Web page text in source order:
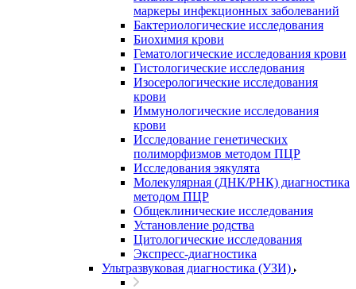
маркеры инфекционных заболеваний
Бактериологические исследования
Биохимия крови
Гематологические исследования крови
Гистологические исследования
Изосерологические исследования
крови
Иммунологические исследования
крови
Исследование генетических
полиморфизмов методом ПЦР
Исследования эякулята
Молекулярная (ДНК/РНК) диагностика
методом ПЦР
Общеклинические исследования
Установление родства
Цитологические исследования
Экспресс-диагностика
Ультразвуковая диагностика (УЗИ)